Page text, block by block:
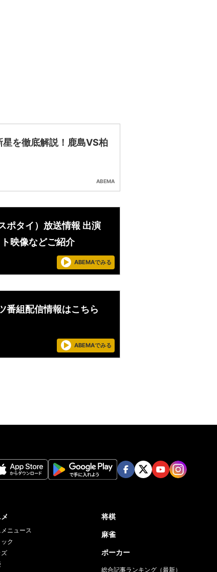
星を徹底解説！鹿島VS柏
ABEMA
ポタイ）放送情報 出演
映像などご紹介
ABEMAでみる
番組配信情報はこちら
ABEMAでみる
ニュース
ク
将棋
麻雀
ポーカー
総合記事ランキング（最新）